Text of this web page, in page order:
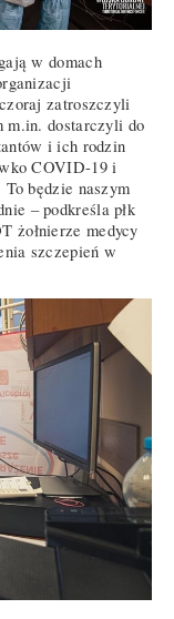
w domach
zatroszczyli
m.in. dostarczyli do
i ich rodzin
COVID-19 i
będzie naszym
– podkreśla płk
żołnierze medycy
szczepień w